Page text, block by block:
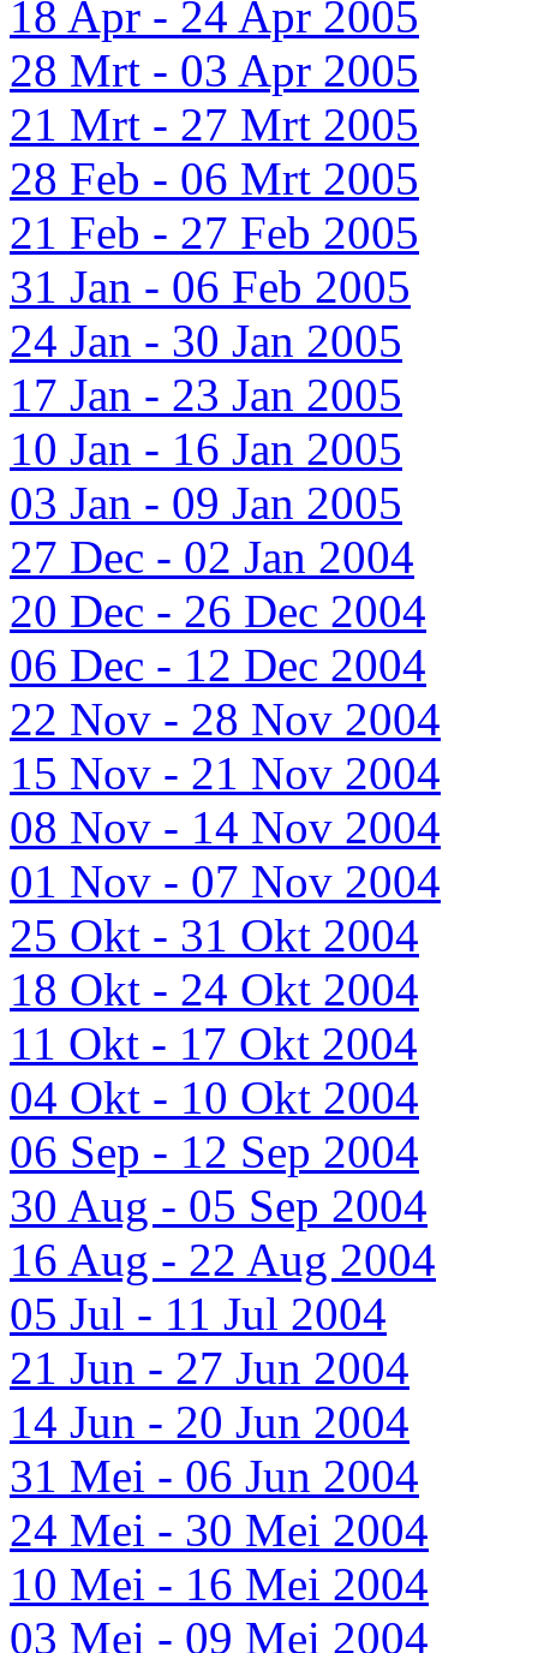
18 Apr - 24 Apr 2005
28 Mrt - 03 Apr 2005
21 Mrt - 27 Mrt 2005
28 Feb - 06 Mrt 2005
21 Feb - 27 Feb 2005
31 Jan - 06 Feb 2005
24 Jan - 30 Jan 2005
17 Jan - 23 Jan 2005
10 Jan - 16 Jan 2005
03 Jan - 09 Jan 2005
27 Dec - 02 Jan 2004
20 Dec - 26 Dec 2004
06 Dec - 12 Dec 2004
22 Nov - 28 Nov 2004
15 Nov - 21 Nov 2004
08 Nov - 14 Nov 2004
01 Nov - 07 Nov 2004
25 Okt - 31 Okt 2004
18 Okt - 24 Okt 2004
11 Okt - 17 Okt 2004
04 Okt - 10 Okt 2004
06 Sep - 12 Sep 2004
30 Aug - 05 Sep 2004
16 Aug - 22 Aug 2004
05 Jul - 11 Jul 2004
21 Jun - 27 Jun 2004
14 Jun - 20 Jun 2004
31 Mei - 06 Jun 2004
24 Mei - 30 Mei 2004
10 Mei - 16 Mei 2004
03 Mei - 09 Mei 2004